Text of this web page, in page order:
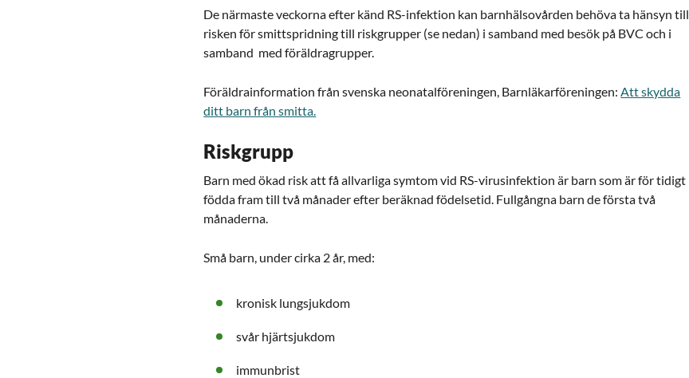
De närmaste veckorna efter känd RS-infektion kan barnhälsovården behöva ta hänsyn till
risken för smittspridning till riskgrupper (se nedan) i samband med besök på BVC och i
samband med föräldragrupper.
Föräldrainformation från svenska neonatalföreningen, Barnläkarföreningen:Att skydda
ditt barn från smitta.
Riskgrupp
Barn med ökad risk att få allvarliga symtom vid RS-virusinfektion är barn som är för tidigt
födda fram till två månader efter beräknad födelsetid. Fullgångna barn de första två
månaderna.
Små barn, under cirka 2 år, med:
kronisk lungsjukdom
svår hjärtsjukdom
immunbrist